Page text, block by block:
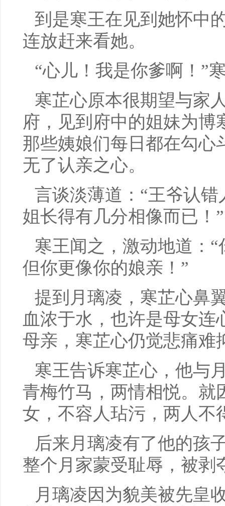
到是寒王在见到她怀中
连放赶来看她。
“心儿！我是你爹啊！”
寒芷心原本很期望与家
府，见到府中的姐妹为博
那些姨娘们每日都在勾心
无了认亲之心。
言谈淡薄道：“王爷认
姐长得有几分相像而已！”
寒王闻之，激动地道：
但你更像你的娘亲！”
提到月璃凌，寒芷心鼻
血浓于水，也许是母女
母亲，寒芷心仍觉悲痛难
寒王告诉寒芷心，他与
青梅竹马，两情相悦。就
女，不容人玷污，两人不
后来月璃凌有了他的孩
整个月家蒙受耻辱，被剥
月璃凌因为貌美被先皇